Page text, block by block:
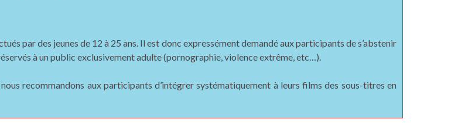
par des jeunes de 12 à 25 ans. Il est donc expressément demandé aux participants de s’abstenir
à un public exclusivement adulte (pornographie, violence extrême, etc…).
recommandons aux participants d’intégrer systématiquement à leurs films des sous-titres en